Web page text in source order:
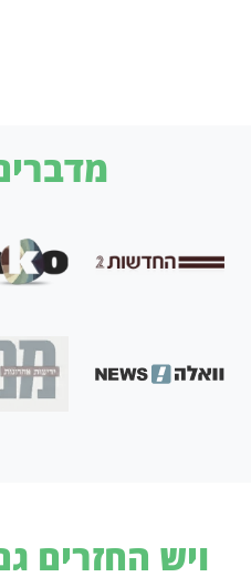
ויש החזרים